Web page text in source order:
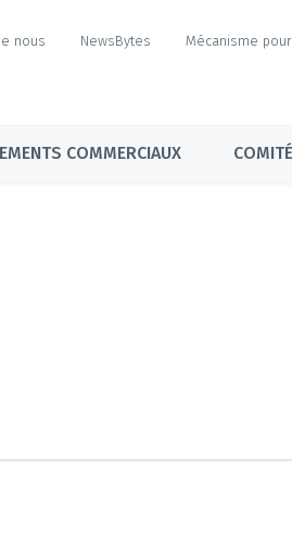
nous NewsBytes Mécanisme pour
COMMERCIAUX